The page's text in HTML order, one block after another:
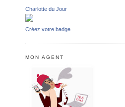
Charlotte du Jour
Créez votre badge
MON AGENT